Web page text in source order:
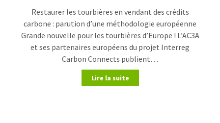
Restaurer les tourbières en vendant des crédits
carbone : parution d’une méthodologie européenne
Grande nouvelle pour les tourbières d’Europe ! L’AC3A
et ses partenaires européens du projet Interreg
Carbon Connects publient…
Lire la suite